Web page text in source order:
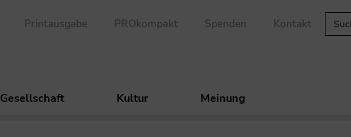
Printausgabe PROkompakt Spenden Kontakt
Gesellschaft Kultur Meinung